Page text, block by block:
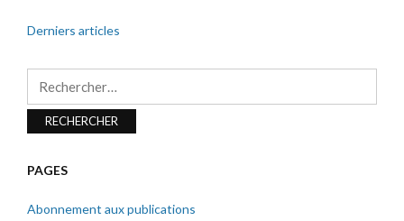
Derniers articles
PAGES
Abonnement aux publications